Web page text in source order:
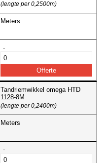
(lengte per 0,2500m)
Meters
-
Tandriemwikkel omega HTD
1128-8M
(lengte per 0,2400m)
Meters
-